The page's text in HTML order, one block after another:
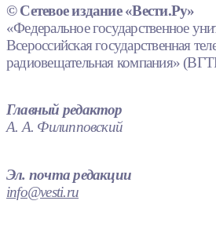
© Сетевое издание «Вести.Ру»
«Федеральное государственное
Всероссийская государственная
радиовещательная компания»
Главный редактор
А. А. Филипповский
Эл. почта редакции
info@vesti.ru